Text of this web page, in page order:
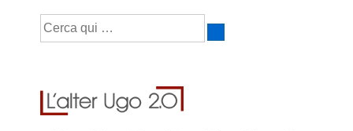
Cerca: